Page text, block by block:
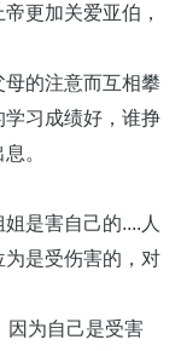
更加关爱亚伯，
的注意而互相攀
学习成绩好，谁挣
。
是害自己的....人
为是受伤害的，对
因为自己是受害